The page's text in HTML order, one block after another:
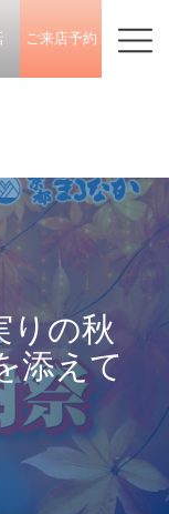
ご来店予約
りの秋
添えて